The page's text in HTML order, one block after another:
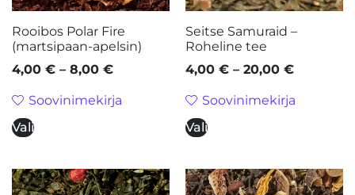
Rooibos Polar Fire
(martsipaan-apelsin)
4,00 € – 8,00 €
Soovinimekirja
Vali
Seitse Samuraid –
Roheline tee
4,00 € – 20,00 €
Soovinimekirja
Vali